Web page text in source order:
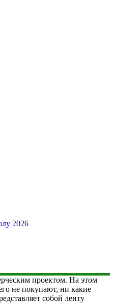
2026
проектом. На этом
не покупают, ни какие
собой ленту